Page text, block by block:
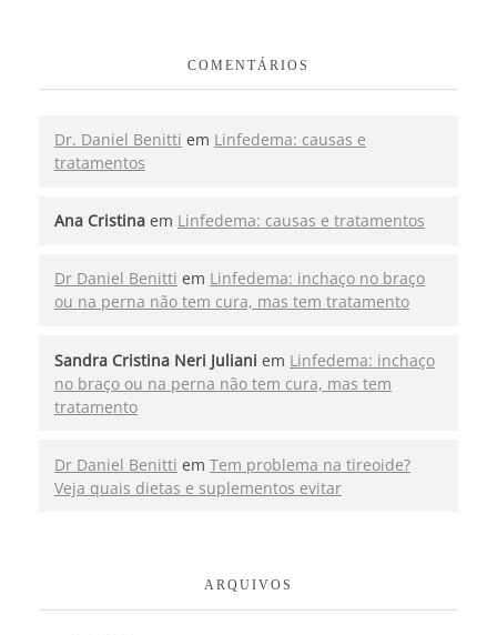
COMENTÁRIOS
Dr. Daniel Benitti em Linfedema: causas e
tratamentos
Ana Cristina em Linfedema: causas e tratamentos
Dr Daniel Benitti em Linfedema: inchaço no braço
ou na perna não tem cura, mas tem tratamento
Sandra Cristina Neri Juliani em Linfedema: inchaço
no braço ou na perna não tem cura, mas tem
tratamento
Dr Daniel Benitti em Tem problema na tireoide?
Veja quais dietas e suplementos evitar
ARQUIVOS